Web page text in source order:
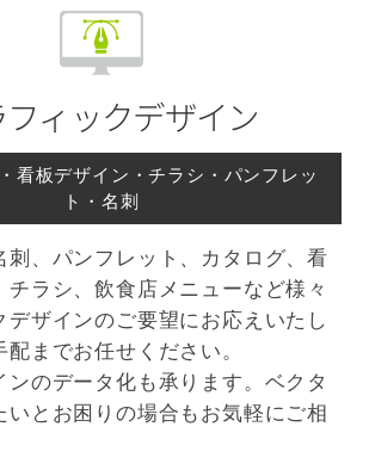
フィックデザイン
看板デザイン・チラシ・パンフレッ
ト・名刺
刺、パンフレット、カタログ、看
チラシ、飲食店メニューなど様々
デザインのご要望にお応えいたし
配までお任せください。
ンのデータ化も承ります。ベクタ
いとお困りの場合もお気軽にご相